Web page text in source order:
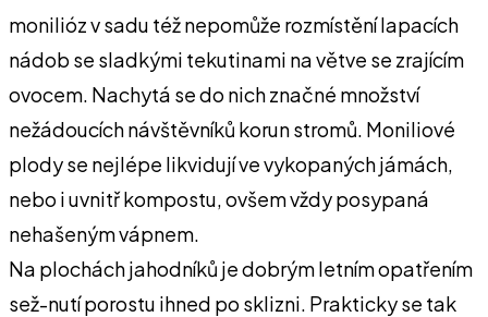
monilióz v sadu též nepomůže rozmístění lapacích
nádob se sladkými tekutinami na větve se zrajícím
ovocem. Nachytá se do nich značné množství
nežádoucích návštěvníků korun stromů. Moniliové
plody se nejlépe likvidují ve vykopaných jámách,
nebo i uvnitř kompostu, ovšem vždy posypaná
nehašeným vápnem.
Na plochách jahodníků je dobrým letním opatřením
sež-nutí porostu ihned po sklizni. Prakticky se tak